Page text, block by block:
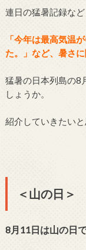
連日の猛暑記録な
「今年は最高気温
た。」など、暑さ
猛暑の日本列島の8
しょうか。
紹介していきたいと
＜山の日＞
8月11日は山の日で